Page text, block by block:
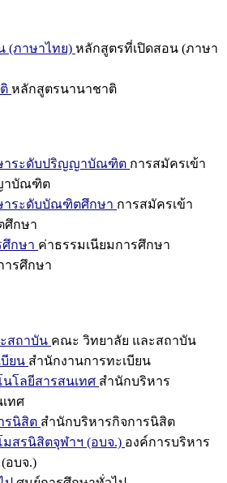
(ภาษาไทย) หลักสูตรที่เปิดสอน (ภาษา
หลักสูตรนานาชาติ
าระดับปริญญาบัณฑิต การสมัครเข้า
าบัณฑิต
าระดับบัณฑิตศึกษา การสมัครเข้า
ศึกษา
ศึกษา ค่าธรรมเนียมการศึกษา
ารศึกษา
สถาบัน คณะ วิทยาลัย และสถาบัน
ยน สำนักงานการทะเบียน
โลยีสารสนเทศ สำนักบริหาร
ทศ
รนิสิต สำนักบริหารกิจการนิสิต
สรนิสิตจุฬาฯ (อบจ.) องค์การบริหาร
อบจ.)